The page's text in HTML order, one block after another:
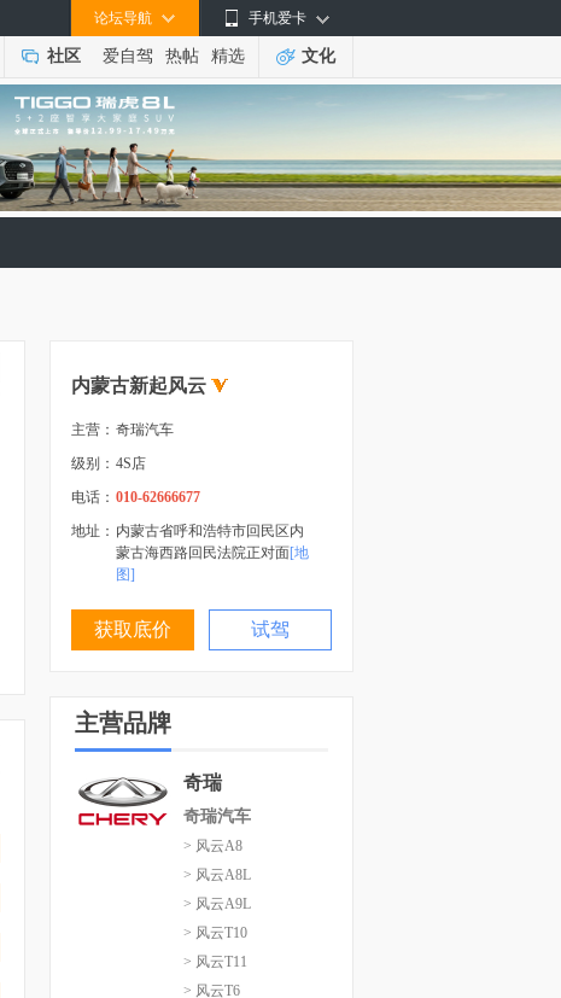
手机爱卡
论坛导航
社区 爱自驾 热帖 精选 文化
内蒙古新起风云
主营： 奇瑞汽车
级别： 4S店
电话： 010-62666677
地址： 内蒙古省呼和浩特市回民区内
蒙古海西路回民法院正对面[地
图]
获取底价 试驾
主营品牌
奇瑞
奇瑞汽车
> 风云A8
> 风云A8L
> 风云A9L
> 风云T10
> 风云T11
> 风云T6